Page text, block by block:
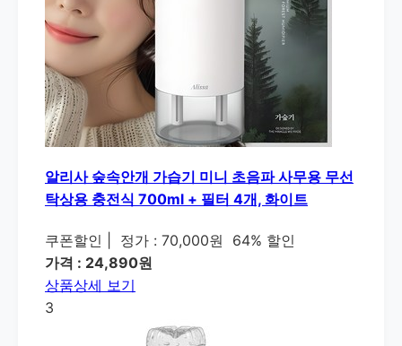
알리사 숲속안개 가습기 미니 초음파 사무용 무선
탁상용 충전식 700ml + 필터 4개, 화이트
쿠폰할인 정가 : 70,000원
64% 할인
가격 : 24,890원
상품상세 보기
3